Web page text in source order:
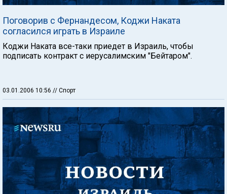
Поговорив с Фернандесом, Коджи Наката
согласился играть в Израиле
Коджи Наката все-таки приедет в Израиль, чтобы
подписать контракт с иерусалимским "Бейтаром".
03.01.2006 10:56 // Спорт